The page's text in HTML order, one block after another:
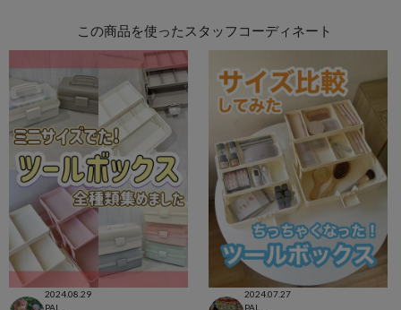
この商品を使ったスタッフコーディネート
2024.08.29
2024.07.27